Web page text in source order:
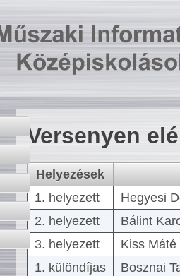
Versenyen
Helyezések
1. helyezett
Hegyesi
2. helyezett
Bálint
3. helyezett
Kiss
1. különdíjas
Bosznai